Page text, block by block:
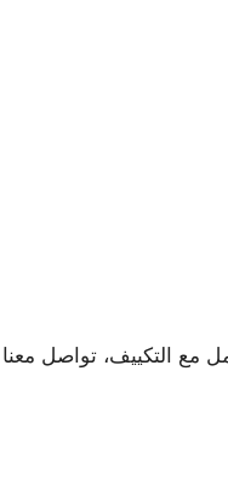
مع التكييف، تواصل معنا